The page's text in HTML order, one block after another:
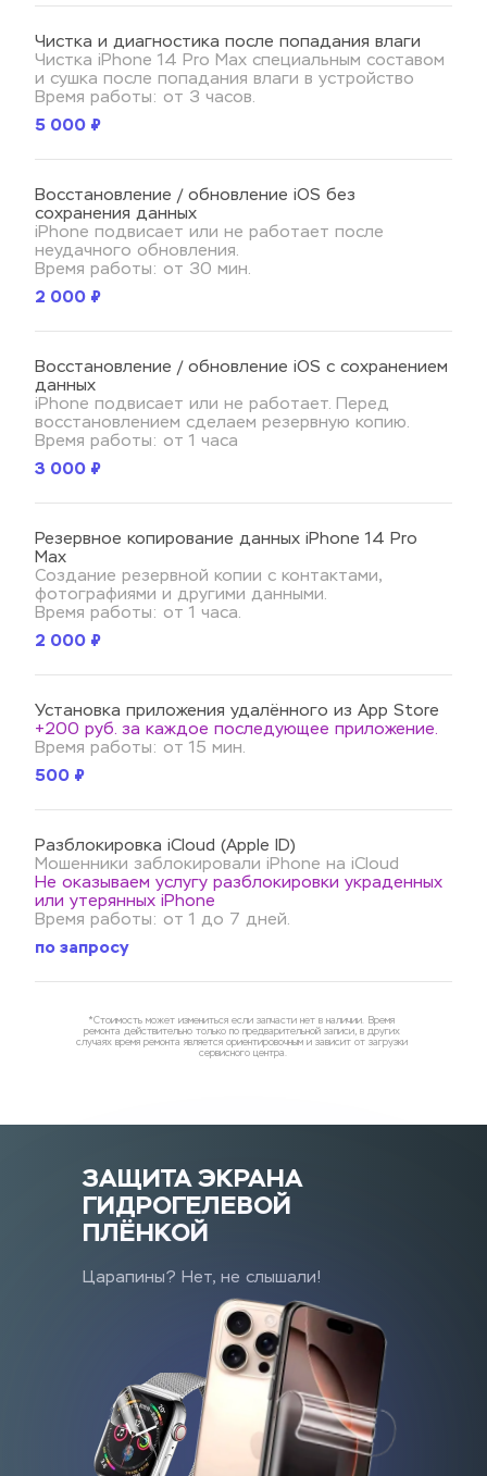
Чистка и диагностика после попадания влаги
Чистка iPhone 14 Pro Max специальным составом
и сушка после попадания влаги в устройство
Время работы: от 3 часов.
5 000 ₽
Восстановление / обновление iOS без
сохранения данных
iPhone подвисает или не работает после
неудачного обновления.
Время работы: от 30 мин.
2 000 ₽
Восстановление / обновление iOS с сохранением
данных
iPhone подвисает или не работает. Перед
восстановлением сделаем резервную копию.
Время работы: от 1 часа
3 000 ₽
Резервное копирование данных iPhone 14 Pro
Max
Создание резервной копии с контактами,
фотографиями и другими данными.
Время работы: от 1 часа.
2 000 ₽
Установка приложения удалённого из App Store
+200 руб. за каждое последующее приложение.
Время работы: от 15 мин.
500 ₽
Разблокировка iCloud (Apple ID)
Мошенники заблокировали iPhone на iCloud
Не оказываем услугу разблокировки украденных
или утерянных iPhone
Время работы: от 1 до 7 дней.
по запросу
*Стоимость может измениться если запчасти нет в наличии. Время
ремонта действительно только по предварительной записи, в других
случаях время ремонта является ориентировочным и зависит от загрузки
сервисного центра.
ЗАЩИТА ЭКРАНА
ГИДРОГЕЛЕВОЙ
ПЛЁНКОЙ
Царапины? Нет, не слышали!